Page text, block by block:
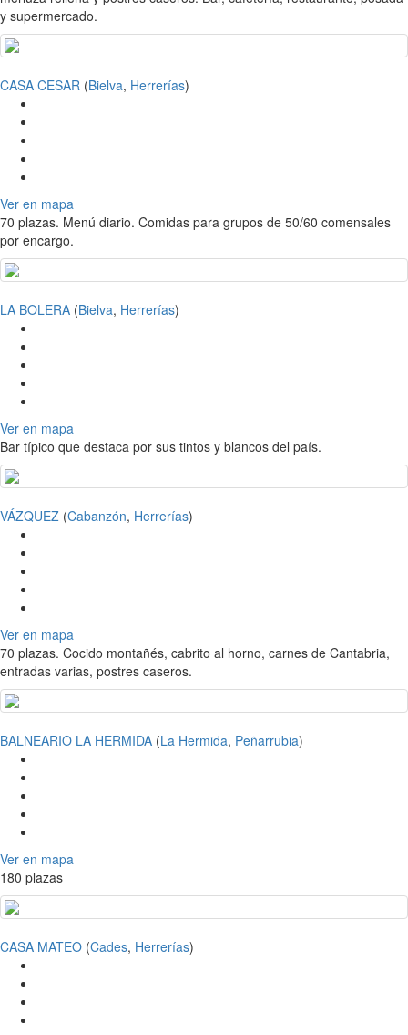
y supermercado.
CASA CESAR (Bielva, Herrerías)
Ver en mapa
70 plazas. Menú diario. Comidas para grupos de 50/60 comensales
por encargo.
LA BOLERA (Bielva, Herrerías)
Ver en mapa
Bar típico que destaca por sus tintos y blancos del país.
VÁZQUEZ (Cabanzón, Herrerías)
Ver en mapa
70 plazas. Cocido montañés, cabrito al horno, carnes de Cantabria,
entradas varias, postres caseros.
BALNEARIO LA HERMIDA (La Hermida, Peñarrubia)
Ver en mapa
180 plazas
CASA MATEO (Cades, Herrerías)